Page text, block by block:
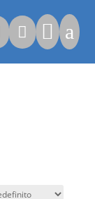
  a